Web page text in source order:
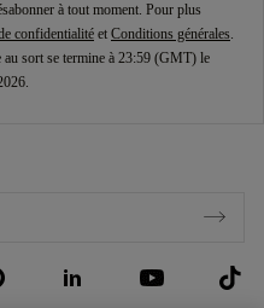
à tout moment. Pour plus
confidentialité et Conditions générales.
au sort se termine à 23:59 (GMT) le